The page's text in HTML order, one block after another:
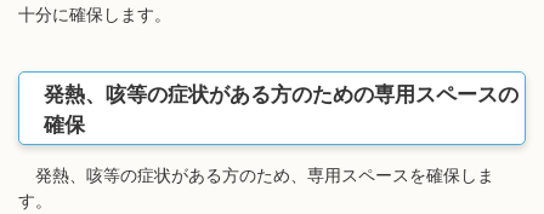
十分に確保します。
発熱、咳等の症状がある方のための専用スペースの
確保
発熱、咳等の症状がある方のため、専用スペースを確保しま
す。